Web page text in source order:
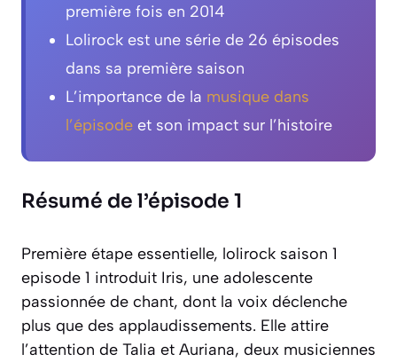
première fois en 2014
Lolirock est une série de 26 épisodes
dans sa première saison
L’importance de la musique dans
l’épisode et son impact sur l’histoire
Résumé de l’épisode 1
Première étape essentielle, lolirock saison 1
episode 1 introduit Iris, une adolescente
passionnée de chant, dont la voix déclenche
plus que des applaudissements. Elle attire
l’attention de Talia et Auriana, deux musiciennes